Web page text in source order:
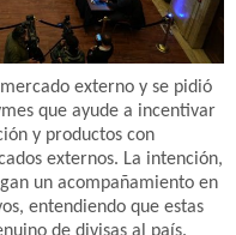
externo y se pidió
que ayude a incentivar
y productos con
externos. La intención,
un acompañamiento en
entendiendo que estas